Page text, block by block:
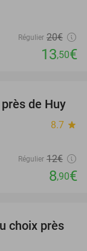
Régulier 20€
13,50€
26%
de Huy
8.7 star
Régulier 12€
8,90€
39%
choix près